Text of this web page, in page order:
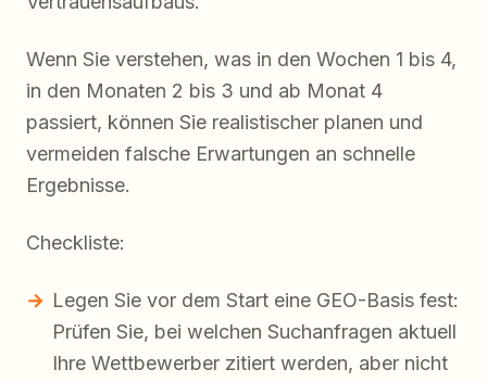
Wenn Sie verstehen, was in den Wochen 1 bis 4,
in den Monaten 2 bis 3 und ab Monat 4
passiert, können Sie realistischer planen und
vermeiden falsche Erwartungen an schnelle
Ergebnisse.
Checkliste:
Legen Sie vor dem Start eine GEO-Basis fest:
Prüfen Sie, bei welchen Suchanfragen aktuell
Ihre Wettbewerber zitiert werden, aber nicht